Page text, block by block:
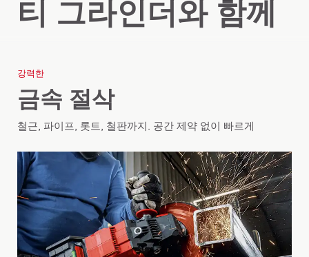
티 그라인더와 함께
강력한
금속 절삭
철근, 파이프, 롯트, 철판까지. 공간 제약 없이 빠르게